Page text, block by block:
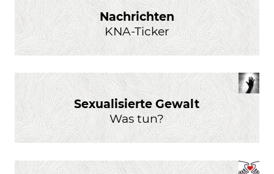
Nachrichten
KNA-Ticker
Sexualisierte Gewalt
Was tun?